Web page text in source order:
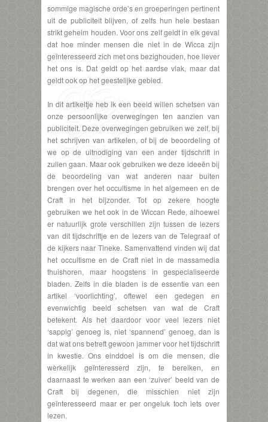
sommige magische orde’s en groeperingen pertinent
uit de publiciteit blijven, of zelfs hun hele bestaan
strikt geheim houden. Voor ons zelf geldt in elk geval
dat hoe minder mensen die niet in de Wicca zijn
geïnteresseerd zich met ons bezighouden, hoe liever
het ons is. Dat geldt op het aardse vlak, maar dat
geldt ook op het geestelijke gebied.
In dit artikeltje heb ik een beeld willen schetsen van
onze persoonlijke overwegingen ten aanzien van
publiciteit. Deze overwegingen gebruiken we zelf, bij
het schrijven van artikelen, of bij de beoordeling of
we op de uitnodiging van een ander tijdschrift in
zullen gaan. Maar ook gebruiken we deze ideeën bij
de beoordeling van wat anderen naar buiten
brengen over het occultisme in het algemeen en de
Craft in het bijzonder. Tot op zekere hoogte
gebruiken we het ook in de Wiccan Rede, alhoewel
er natuurlijk grote verschillen zijn tussen de lezers
van dit tijdschriftje en de lezers van de Telegraaf of
de kijkers naar Tineke. Samenvattend vinden wij dat
het occultisme en de Craft niet in de massamedia
thuishoren, maar hoogstens in gespecialiseerde
bladen. Zelfs in die bladen is de essentie van een
artikel ‘voorlichting’, oftewel een gedegen en
evenwichtig beeld schetsen van wat de Craft
betekent. Als het daardoor voor veel lezers niet
‘sappig’ genoeg is, niet ‘spannend’ genoeg, dan is
dat wat ons betreft gewoon jammer voor het tijdschrift
in kwestie. Ons einddoel is om die mensen, die
wèrkelijk geïnteresserd zijn, te bereiken, en
daarnaast te werken aan een ‘zuiver’ beeld van de
Craft bij degenen, die misschien niet zijn
geïnteresseerd maar er per ongeluk toch iets over
lezen.